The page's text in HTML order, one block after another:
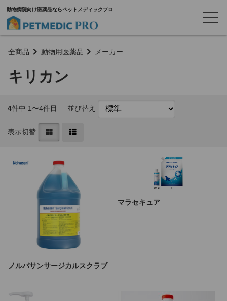
動物病院向け医薬品ならペットメディックプロ
全商品 動物用医薬品 メーカー
キリカン
4件中 1〜4件目 並び替え
表示切替
ノルバサンサージカルスクラブ
マラセキュア